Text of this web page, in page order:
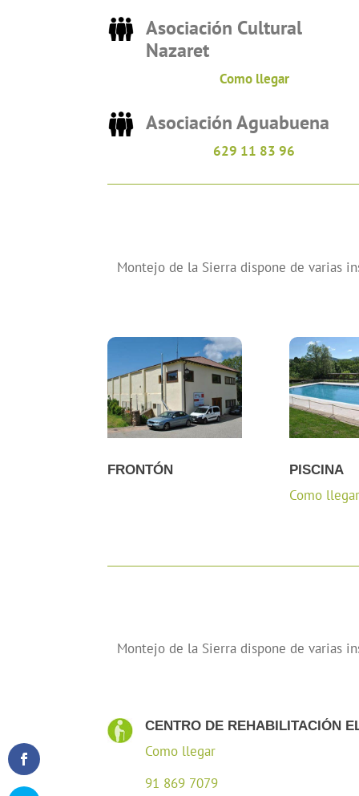
Asociación Cultural
Nazaret
Como llegar
Asociación Aguabuena
629 11 83 96
Montejo de la Sierra dispone de varias
FRONTÓN PISCINA
Como
Montejo de la Sierra dispone de varias
CENTRO DE REHABILITACIÓN
Como llegar
91 869 7079